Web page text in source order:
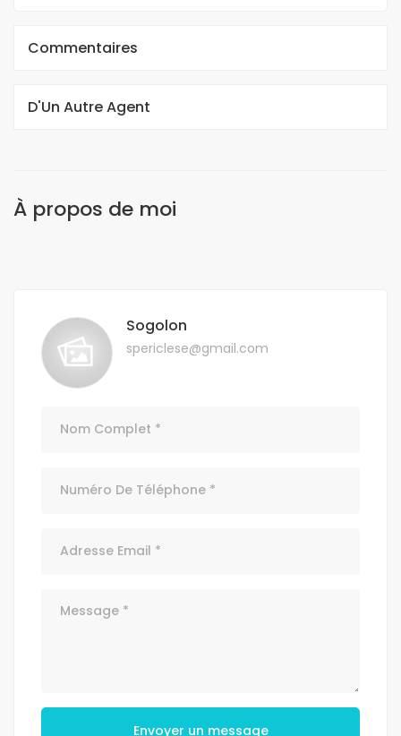
Commentaires
D'Un Autre Agent
À propos de moi
Sogolon
spericlese@gmail.com
Envoyer un message